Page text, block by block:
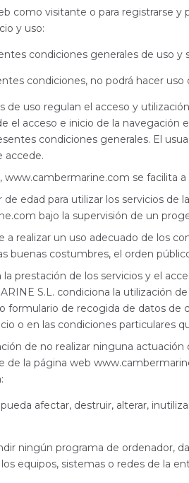
como visitante o para registrarse
y uso:
condiciones generales de uso
condiciones, no podrá hacer
de uso regulan el acceso y
el acceso e inicio de la
condiciones generales. El
accede.
www.cambermarine.com se facilita
de edad para utilizar los servicios
bajo la supervisión de un
a realizar un uso adecuado de los
buenas costumbres, el orden
la prestación de los servicios y el
S.L. condiciona la utilización
formulario de recogida de datos de
o en las condiciones particulares
de no realizar ninguna
de la página web
afectar, destruir, alterar,
ningún programa de ordenador,
equipos, sistemas o redes de la